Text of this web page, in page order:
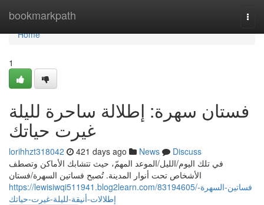
bookmarkpath
Home
Home
1
فستان سهرة: إطلالة ساحرة لليلة
غيرت حياتك
lorihhzt318042 421 days ago News
Discuss
في تلك اليوم/الليل/الموعد المهمّ، حيث تتشابك الأماكن وتصطف
الأشخاص تحت أنوار المدينة. تُصبح فساتين السهرة/فستان
https://lewisiwqi511941.blog2learn.com/83194605/فساتين-السهرة-
إطلالات-أنيقة-لليلة-غيرت-حياتك